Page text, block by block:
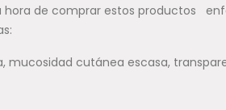
hora de comprar estos productos
cutánea escasa,